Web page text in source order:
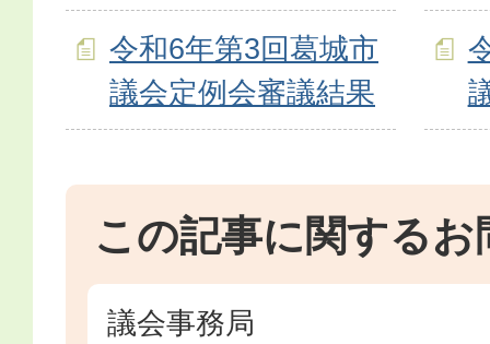
令和6年第3回葛城市
議会定例会審議結果
この記事に関するお
議会事務局